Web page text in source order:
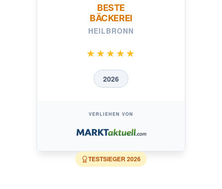
BESTE
BÄCKEREI
HEILBRONN
★★★★★
2026
VERLIEHEN VON
TESTSIEGER 2026